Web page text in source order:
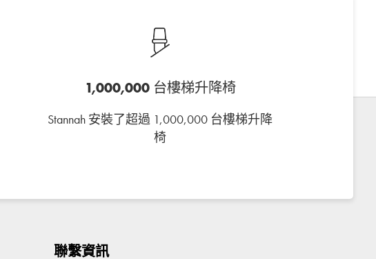
1,000,000 台樓梯升降椅
Stannah 安裝了超過 1,000,000 台樓梯升降
椅
聯繫資訊